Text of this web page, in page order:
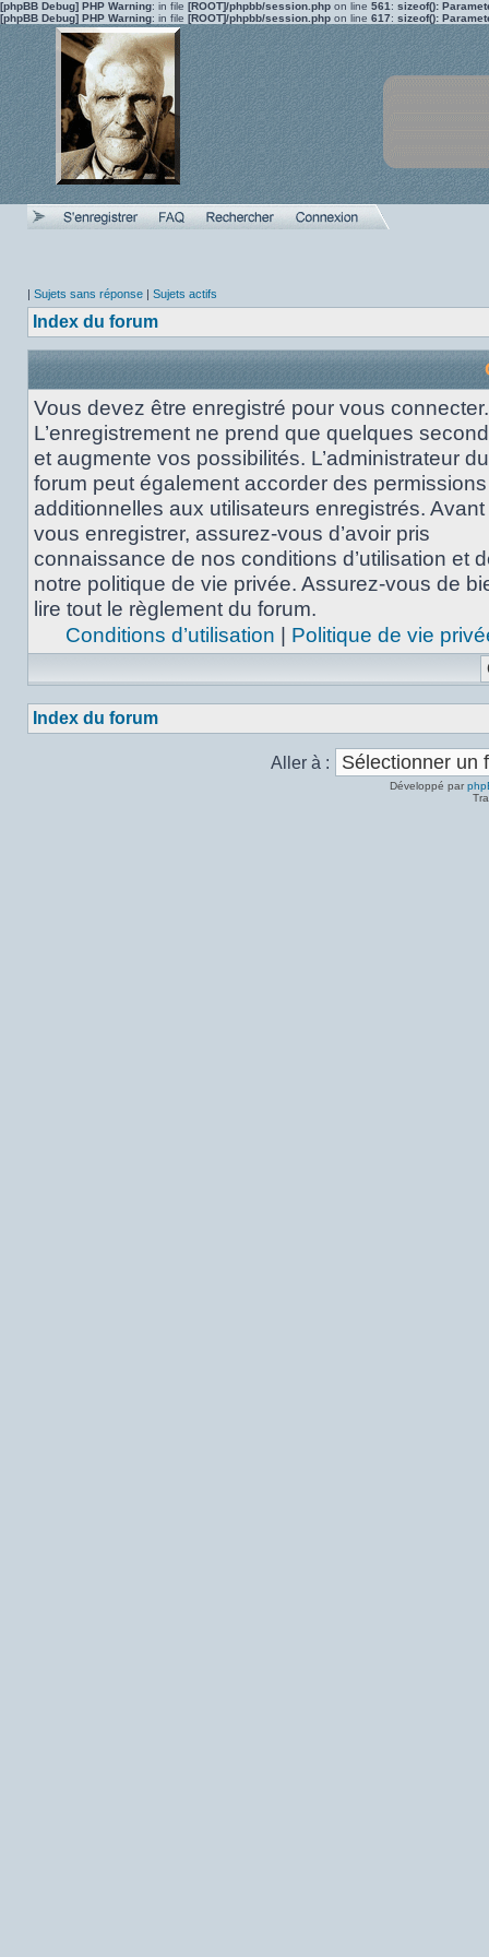
[phpBB Debug] PHP Warning: in file [ROOT]/phpbb/session.php on line 561 : sizeof():
[phpBB Debug] PHP Warning: in file [ROOT]/phpbb/session.php on line 617: sizeof():
| Sujets sans réponse | Sujets actifs
Index du forum
Vous devez être enregistré pour vous connecter.
L’enregistrement ne prend que quelques
et augmente vos possibilités. L’administrateur du
forum peut également accorder des permissions
additionnelles aux utilisateurs enregistrés.
vous enregistrer, assurez-vous d’avoir pris
connaissance de nos conditions d’utilisation et
notre politique de vie privée. Assurez-vous de
lire tout le règlement du forum.
Conditions d’utilisation | Politique de vie
Index du forum
Aller à :
Développé par